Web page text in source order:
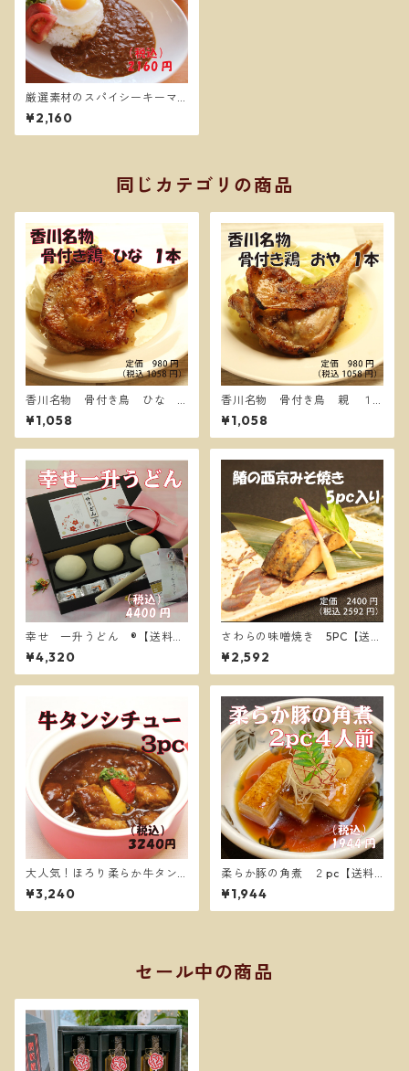
厳選素材のスパイシーキーマ
カレー4食【送料別】
¥2,160
同じカテゴリの商品
香川名物 骨付き鳥 ひな
１本【送料別】
¥1,058
香川名物 骨付き鳥 親 １
本【送料別】
¥1,058
幸せ 一升うどん ®【送料
別】
¥4,320
さわらの味噌焼き 5PC【送料
別】
¥2,592
大人気！ほろり柔らか牛タン
シチュー ３PC【送料別】
¥3,240
柔らか豚の角煮 ２pc【送料
別】
¥1,944
セール中の商品